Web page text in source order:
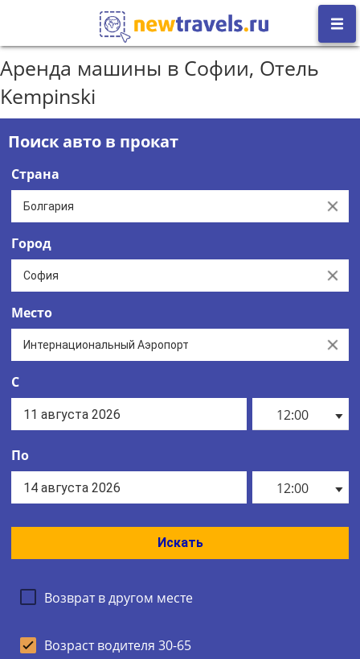
Аренда машины в Софии, Отель
Kempinski
Поиск авто в прокат
Страна
Clear
Город
Clear
Место
Clear
С
12:00
По
12:00
Искать
Возврат в другом месте
Возраст водителя 30-65